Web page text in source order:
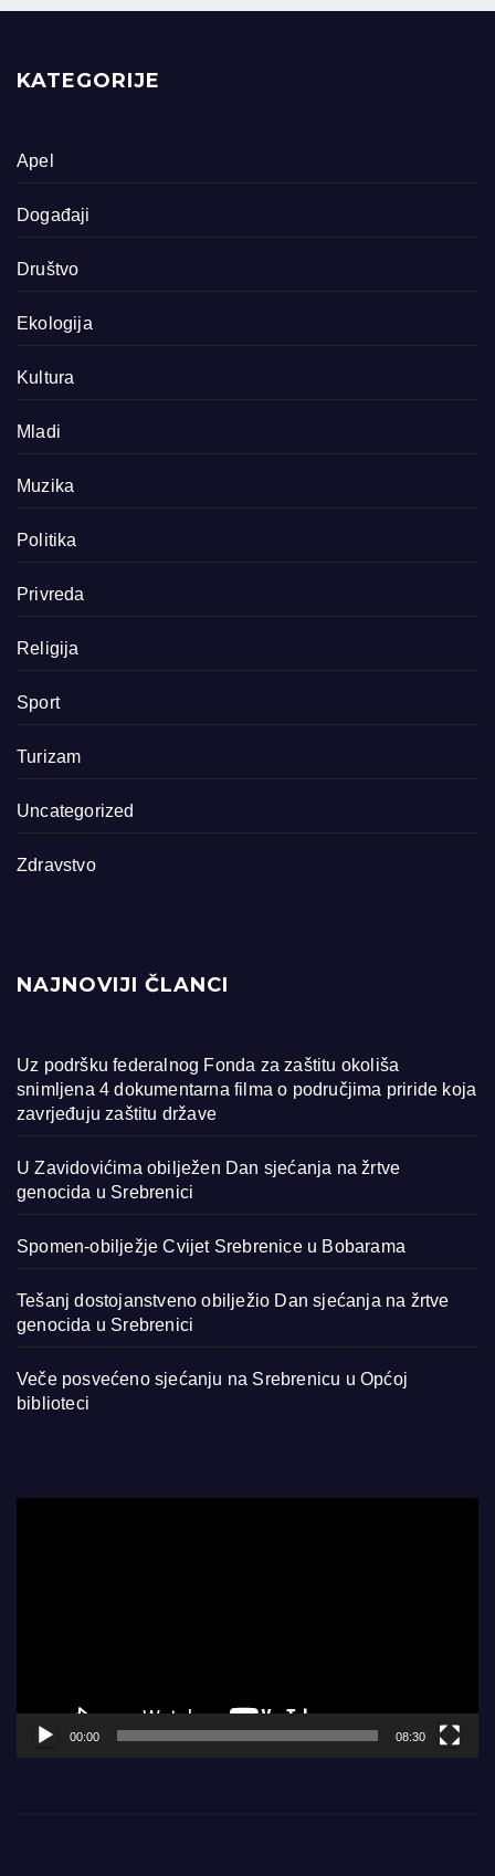
KATEGORIJE
Apel
Događaji
Društvo
Ekologija
Kultura
Mladi
Muzika
Politika
Privreda
Religija
Sport
Turizam
Uncategorized
Zdravstvo
NAJNOVIJI ČLANCI
Uz podršku federalnog Fonda za zaštitu okoliša
snimljena 4 dokumentarna filma o područjima priride koja
zavrjeđuju zaštitu države
U Zavidovićima obilježen Dan sjećanja na žrtve
genocida u Srebrenici
Spomen-obilježje Cvijet Srebrenice u Bobarama
Tešanj dostojanstveno obilježio Dan sjećanja na žrtve
genocida u Srebrenici
Veče posvećeno sjećanju na Srebrenicu u Općoj
biblioteci
00:00 08:30